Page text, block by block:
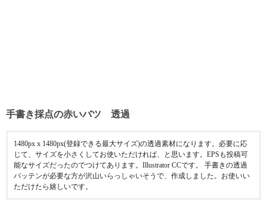
手書き採点の赤いバツ 透過
1480px x 1480px(登録できる最大サイズ)の透過素材になります。必要に応
じて、サイズを小さくしてお使いただければ、と思います。EPSも投稿可
能なサイズだったのでつけてあります。Illustrator CCです。 手書きの透過
バッテンが必要な方が沢山いらっしゃいそうで、作成しました。お使いい
ただけたら嬉しいです。